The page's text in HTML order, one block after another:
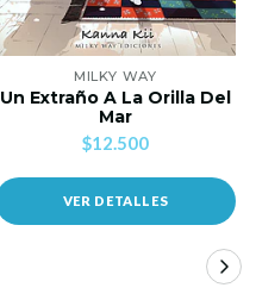
MILKY WAY
Un Extraño A La Orilla Del
Mar
$12.500
VER DETALLES